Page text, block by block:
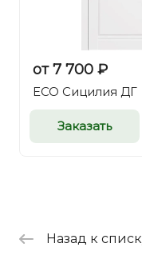
от 7 700 ₽
ECO Сицилия ДГ
Заказать
Назад к